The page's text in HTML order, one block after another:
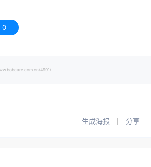
0
4991/
生成海报 分享